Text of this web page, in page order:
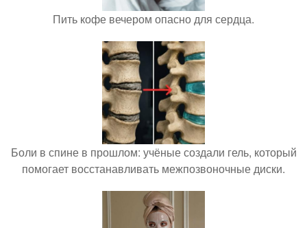
Пить кофе вечером опасно для сердца.
Боли в спине в прошлом: учёные создали гель, который
помогает восстанавливать межпозвоночные диски.